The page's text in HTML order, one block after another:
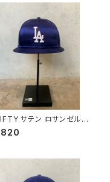
サテン ロサンゼルス・
ース ダークロイヤル